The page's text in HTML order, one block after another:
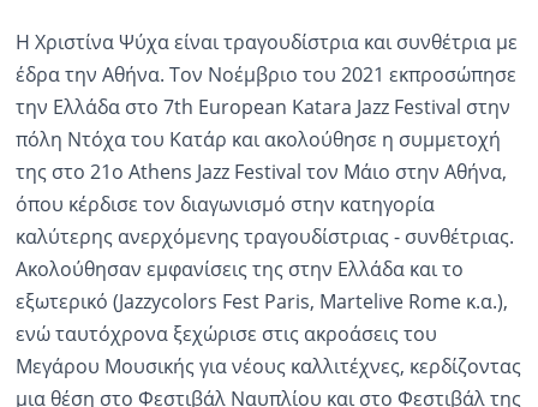
Η Χριστίνα Ψύχα είναι τραγουδίστρια και συνθέτρια με
έδρα την Αθήνα. Τον Νοέμβριο του 2021 εκπροσώπησε
την Ελλάδα στο 7th European Katara Jazz Festival στην
πόλη Ντόχα του Κατάρ και ακολούθησε η συμμετοχή
της στο 21ο Athens Jazz Festival τον Μάιο στην Αθήνα,
όπου κέρδισε τον διαγωνισμό στην κατηγορία
καλύτερης ανερχόμενης τραγουδίστριας - συνθέτριας.
Ακολούθησαν εμφανίσεις της στην Ελλάδα και το
εξωτερικό (Jazzycolors Fest Paris, Martelive Rome κ.α.),
ενώ ταυτόχρονα ξεχώρισε στις ακροάσεις του
Μεγάρου Μουσικής για νέους καλλιτέχνες, κερδίζοντας
μια θέση στο Φεστιβάλ Ναυπλίου και στο Φεστιβάλ της